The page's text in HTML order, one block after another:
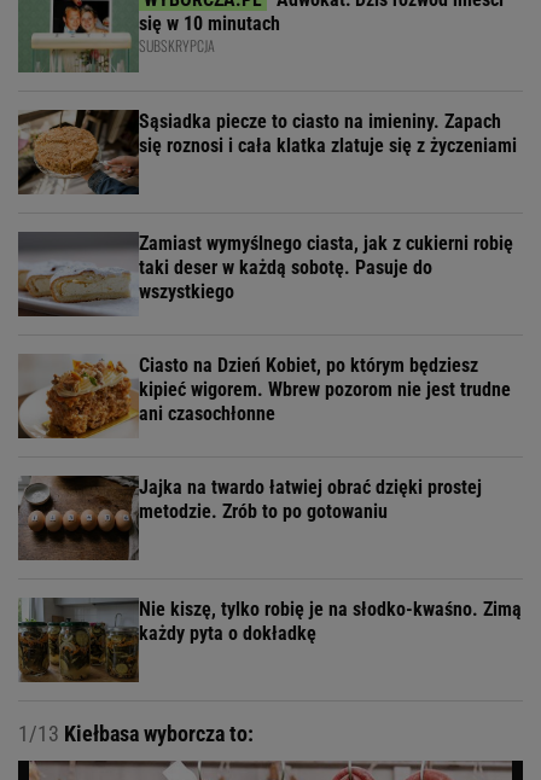
się w 10 minutach
SUBSKRYPCJA
Sąsiadka piecze to ciasto na imieniny. Zapach
się roznosi i cała klatka zlatuje się z życzeniami
Zamiast wymyślnego ciasta, jak z cukierni robię
taki deser w każdą sobotę. Pasuje do
wszystkiego
Ciasto na Dzień Kobiet, po którym będziesz
kipieć wigorem. Wbrew pozorom nie jest trudne
ani czasochłonne
Jajka na twardo łatwiej obrać dzięki prostej
metodzie. Zrób to po gotowaniu
Nie kiszę, tylko robię je na słodko-kwaśno. Zimą
każdy pyta o dokładkę
1/13 Kiełbasa wyborcza to: